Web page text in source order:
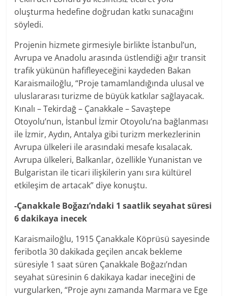
oluşturma hedefine doğrudan katkı sunacağını
söyledi.
Projenin hizmete girmesiyle birlikte İstanbul’un,
Avrupa ve Anadolu arasında üstlendiği ağır transit
trafik yükünün hafifleyeceğini kaydeden Bakan
Karaismailoğlu, “Proje tamamlandığında ulusal ve
uluslararası turizme de büyük katkılar sağlayacak.
Kınalı – Tekirdağ – Çanakkale – Savaştepe
Otoyolu’nun, İstanbul İzmir Otoyolu’na bağlanması
ile İzmir, Aydın, Antalya gibi turizm merkezlerinin
Avrupa ülkeleri ile arasındaki mesafe kısalacak.
Avrupa ülkeleri, Balkanlar, özellikle Yunanistan ve
Bulgaristan ile ticari ilişkilerin yanı sıra kültürel
etkileşim de artacak” diye konuştu.
-Çanakkale Boğazı’ndaki 1 saatlik seyahat süresi
6 dakikaya inecek
Karaismailoğlu, 1915 Çanakkale Köprüsü sayesinde
feribotla 30 dakikada geçilen ancak bekleme
süresiyle 1 saat süren Çanakkale Boğazı’ndan
seyahat süresinin 6 dakikaya kadar ineceğini de
vurgularken, “Proje aynı zamanda Marmara ve Ege